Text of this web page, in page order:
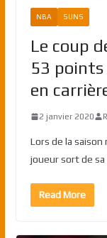
NBA SUNS
Le coup
53
en
2 janvier 2020
Lors de la
joueur sort de
Read More